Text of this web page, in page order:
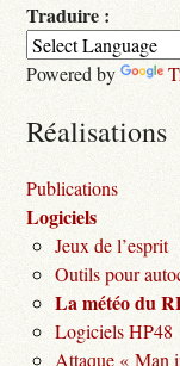
Traduire :
Powered by
Réalisations
Publications
Logiciels
Jeux de l’esprit
Outils pour
La météo du
Logiciels HP48
Attaque « Man